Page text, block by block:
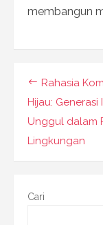
membangun
Navigasi
pos
Rahasia
Hijau: Generasi
Unggul dalam
Lingkungan
Cari